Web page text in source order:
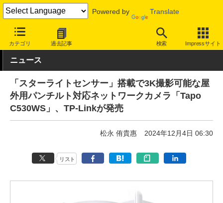
Powered by Translate
カテゴリ 過去記事 検索 Impressサイト
INTERNET Watch ハードウェア その他
ニュース
「スターライトセンサー」搭載で3K撮影可能な屋
外用パンチルト対応ネットワークカメラ「Tapo
C530WS」、TP-Linkが発売
松永 侑貴惠 2024年12月4日 06:30
リスト